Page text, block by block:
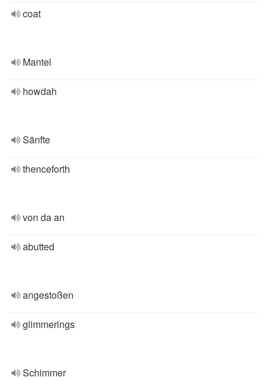
coat
Mantel
howdah
Sänfte
thenceforth
von da an
abutted
angestoßen
glimmerings
Schimmer